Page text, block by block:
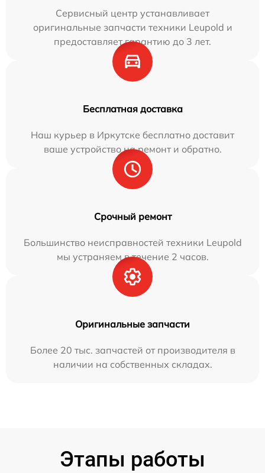
Сервисный центр устанавливает
оригинальные запчасти техники Leupold и
предоставляет гарантию до 3 лет.
Бесплатная доставка
Наш курьер в Иркутске бесплатно доставит
ваше устройство на ремонт и обратно.
Срочный ремонт
Большинство неисправностей техники Leupold
мы устраняем в течение 2 часов.
Оригинальные запчасти
Более 20 тыс. запчастей от производителя в
наличии на собственных складах.
Этапы работы